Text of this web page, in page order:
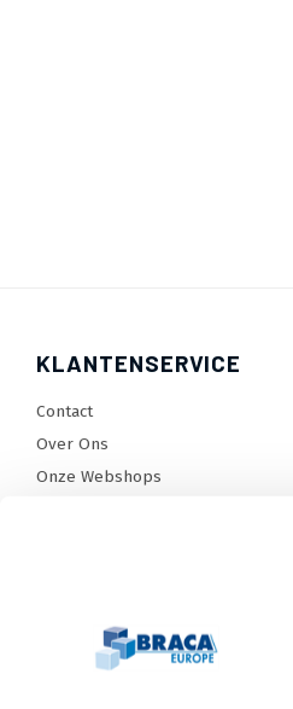
KLANTENSERVICE
Contact
Over Ons
Onze Webshops
Betaalmethoden en voorwaarden
Privacy policy